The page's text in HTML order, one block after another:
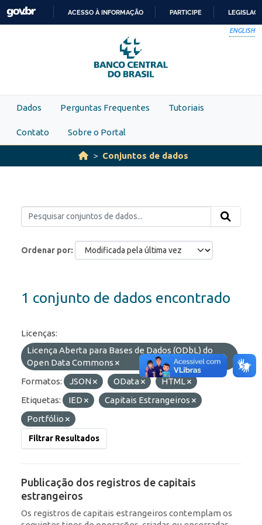
Skip to main content
PARA
O
CONTEÚDO
ACESSO À INFORMAÇÃO PARTICIPE
ENGLISH
Dados Perguntas Frequentes Tutoriais
Contato Sobre o Portal
Conjuntos de dados
Ordenar por
1 conjunto de dados encontrado
Licenças:
Licença Aberta para Bases de Dados (ODbL) do
Open Data Commons
Formatos:
JSON OData
HTML
Etiquetas:
IED
Capitais Estrangeiros
Portfólio
Filtrar Resultados
Publicação dos registros de capitais
estrangeiros
Os registros de capitais estrangeiros contemplam os